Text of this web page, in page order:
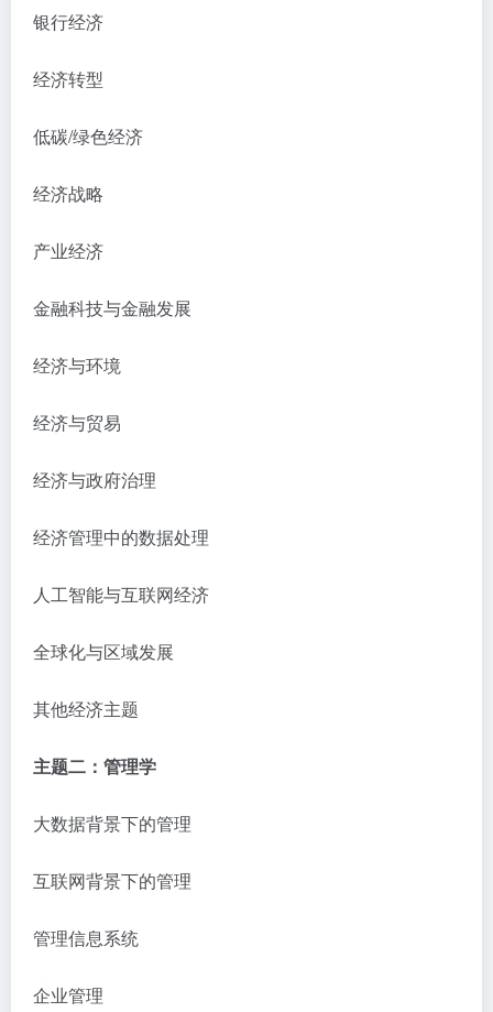
银行经济
经济转型
低碳/绿色经济
经济战略
产业经济
金融科技与金融发展
经济与环境
经济与贸易
经济与政府治理
经济管理中的数据处理
人工智能与互联网经济
全球化与区域发展
其他经济主题
主题二：管理学
大数据背景下的管理
互联网背景下的管理
管理信息系统
企业管理